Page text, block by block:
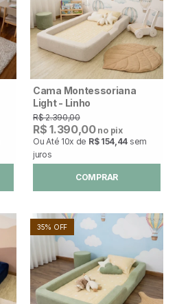
Cama Montessoriana
Light - Linho
R$ 2.390,00
R$ 1.390,00no pix
Ou Até 10x de R$ 154,44 sem
juros
COMPRAR
35% OFF